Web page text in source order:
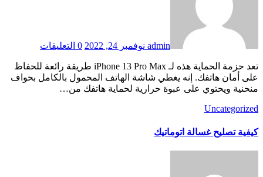
admin نوفمبر 24, 2022 0 التعليقات
تعد حزمة الحماية هذه لـ iPhone 13 Pro Max طريقة رائعة للحفاظ
على أمان هاتفك. إنه يغطي شاشة الهاتف المحمول بالكامل بحواف
منحنية ويحتوي على عبوة حرارية لحماية هاتفك من…
Uncategorized
كيفية تصليح غسالة اتوماتيك